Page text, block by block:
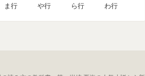
ま行 や行 ら行 わ行